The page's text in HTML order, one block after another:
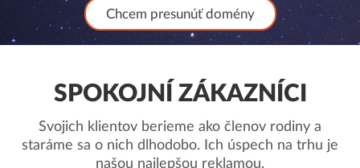
Chcem presunúť domény
SPOKOJNÍ ZÁKAZNÍCI
Svojich klientov berieme ako členov rodiny a
staráme sa o nich dlhodobo. Ich úspech na trhu je
našou najlepšou reklamou.